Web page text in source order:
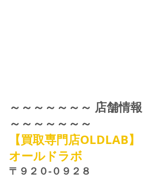
～～～～～～～ 店舗情報
～～～～～～～
【買取専門店OLDLAB】
オールドラボ
〒９２０-０９２８